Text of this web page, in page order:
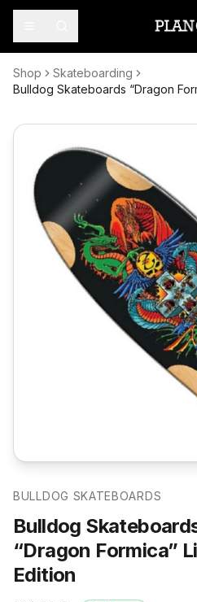
Shop
Skateboarding
Bulldog Skateboards “Dragon
BULLDOG SKATEBOARDS
Bulldog
“Dragon Formica”
Edition